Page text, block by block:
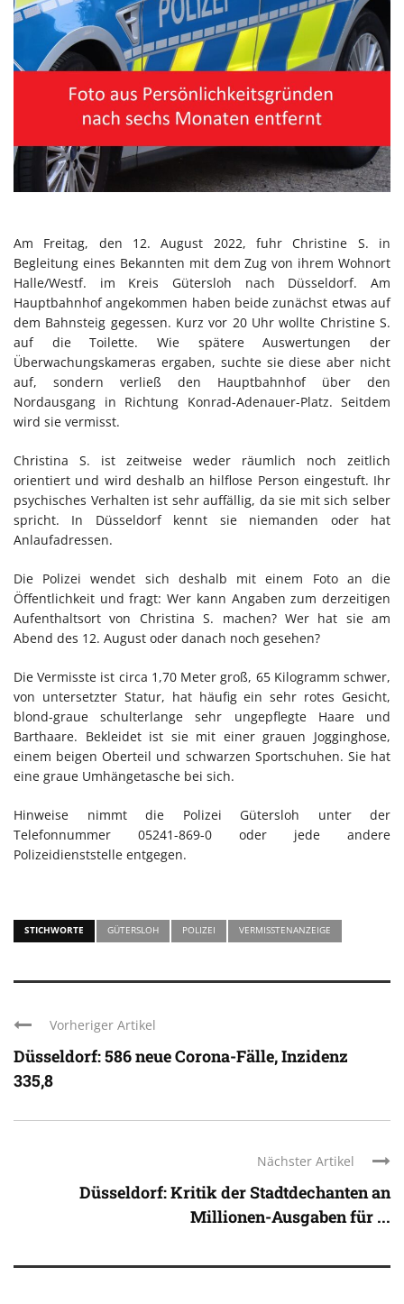
Am Freitag, den 12. August 2022, fuhr Christine S. in
Begleitung eines Bekannten mit dem Zug von ihrem Wohnort
Halle/Westf. im Kreis Gütersloh nach Düsseldorf. Am
Hauptbahnhof angekommen haben beide zunächst etwas auf
dem Bahnsteig gegessen. Kurz vor 20 Uhr wollte Christine S.
auf die Toilette. Wie spätere Auswertungen der
Überwachungskameras ergaben, suchte sie diese aber nicht
auf, sondern verließ den Hauptbahnhof über den
Nordausgang in Richtung Konrad-Adenauer-Platz. Seitdem
wird sie vermisst.
Christina S. ist zeitweise weder räumlich noch zeitlich
orientiert und wird deshalb an hilflose Person eingestuft. Ihr
psychisches Verhalten ist sehr auffällig, da sie mit sich selber
spricht. In Düsseldorf kennt sie niemanden oder hat
Anlaufadressen.
Die Polizei wendet sich deshalb mit einem Foto an die
Öffentlichkeit und fragt: Wer kann Angaben zum derzeitigen
Aufenthaltsort von Christina S. machen? Wer hat sie am
Abend des 12. August oder danach noch gesehen?
Die Vermisste ist circa 1,70 Meter groß, 65 Kilogramm schwer,
von untersetzter Statur, hat häufig ein sehr rotes Gesicht,
blond-graue schulterlange sehr ungepflegte Haare und
Barthaare. Bekleidet ist sie mit einer grauen Jogginghose,
einem beigen Oberteil und schwarzen Sportschuhen. Sie hat
eine graue Umhängetasche bei sich.
Hinweise nimmt die Polizei Gütersloh unter der
Telefonnummer 05241-869-0 oder jede andere
Polizeidienststelle entgegen.
STICHWORTE GÜTERSLOH POLIZEI VERMISSTENANZEIGE
Vorheriger Artikel
Düsseldorf: 586 neue Corona-Fälle, Inzidenz
335,8
Nächster Artikel
Düsseldorf: Kritik der Stadtdechanten an
Millionen-Ausgaben für ...